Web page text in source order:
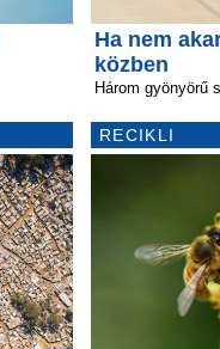
Ha nem
közben
Három gyönyörű
RECIKLI